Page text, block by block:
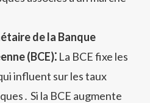
de la Banque
(BCE)⁚ La BCE fixe les
influent sur les taux
Si la BCE augmente